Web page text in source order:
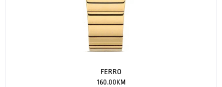
FERRO
160.00KM